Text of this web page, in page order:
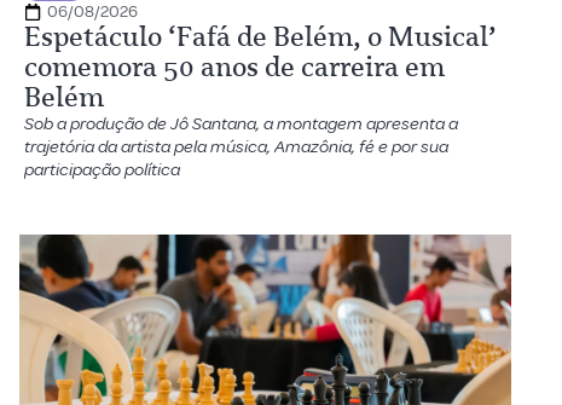
06/08/2026
Espetáculo ‘Fafá de Belém, o Musical’
comemora 50 anos de carreira em
Belém
Sob a produção de Jô Santana, a montagem apresenta a
trajetória da artista pela música, Amazônia, fé e por sua
participação política